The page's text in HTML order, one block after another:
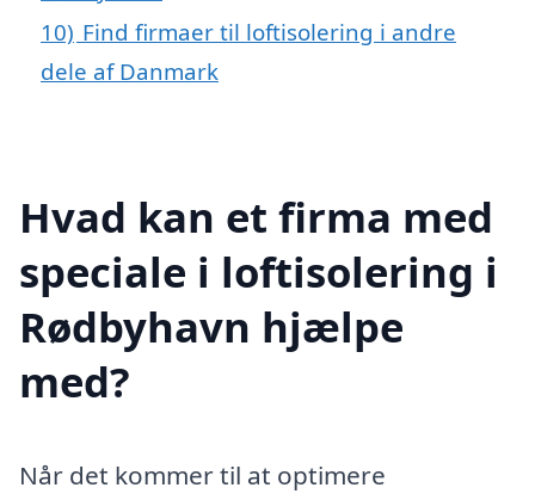
10) Find firmaer til loftisolering i andre
dele af Danmark
Hvad kan et firma med
speciale i loftisolering i
Rødbyhavn hjælpe
med?
Når det kommer til at optimere